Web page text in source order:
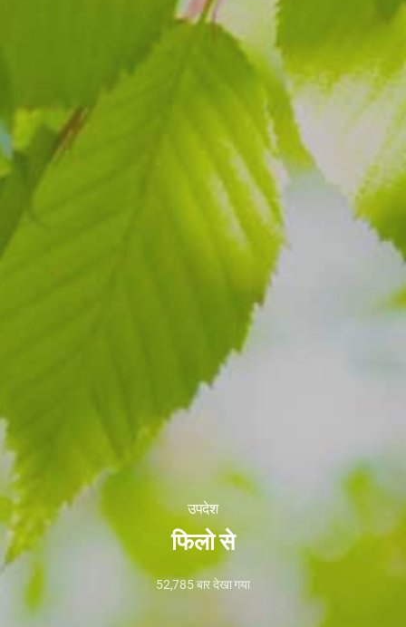
उपदेश
फिलो से
10
52,785बार देखा गया